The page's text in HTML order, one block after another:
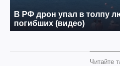
Читайте